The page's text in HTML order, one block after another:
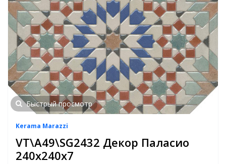
Быстрый просмотр
Kerama Marazzi
VT\A49\SG2432 Декор Паласио
240х240х7